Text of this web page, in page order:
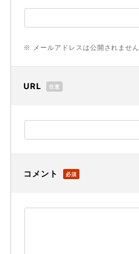
※ メールアドレスは公開されません
URL 任意
コメント 必須